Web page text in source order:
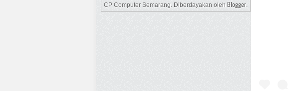
CP Computer Semarang. Diberdayakan oleh Blogger.